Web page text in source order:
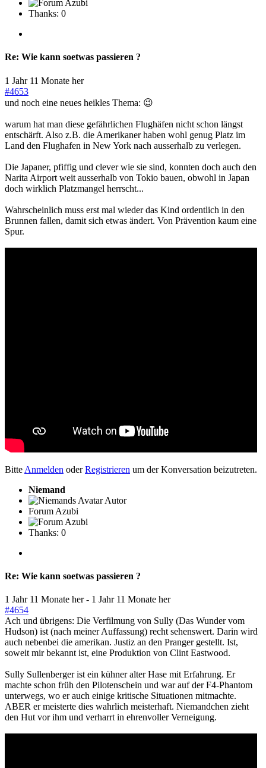
Thanks: 0
Re: Wie kann soetwas passieren ?
1 Jahr 11 Monate her
#4653
und noch eine neues heikles Thema: 😉
warum hat man diese gefährlichen Flughäfen nicht schon längst
entschärft. Also z.B. die Amerikaner haben wohl genug Platz im
Land den Flughafen in New York nach ausserhalb zu verlegen.
Die Japaner, pfiffig und clever wie sie sind, konnten doch auch den
Narita Airport weit ausserhalb von Tokio bauen, obwohl in Japan
doch wirklich Platzmangel herrscht...
Wahrscheinlich muss erst mal wieder das Kind ordentlich in den
Brunnen fallen, damit sich etwas ändert. Von Prävention kaum eine
Spur.
Bitte Anmelden oderRegistrieren um der Konversation beizutreten.
Niemand
Autor
Forum Azubi
Thanks: 0
Re: Wie kann soetwas passieren ?
1 Jahr 11 Monate her- 1 Jahr 11 Monate her
#4654
Ach und übrigens: Die Verfilmung von Sully (Das Wunder vom
Hudson) ist (nach meiner Auffassung) recht sehenswert. Darin wird
auch nebenbei die amerikan. Justiz an den Pranger gestellt. Ist,
soweit mir bekannt ist, eine Produktion von Clint Eastwood.
Sully Sullenberger ist ein kühner alter Hase mit Erfahrung. Er
machte schon früh den Pilotenschein und war auf der F4-Phantom
unterwegs, wo er auch einige kritische Situationen mitmachte.
ABER er meisterte dies wahrlich meisterhaft. Niemandchen zieht
den Hut vor ihm und verharrt in ehrenvoller Verneigung.